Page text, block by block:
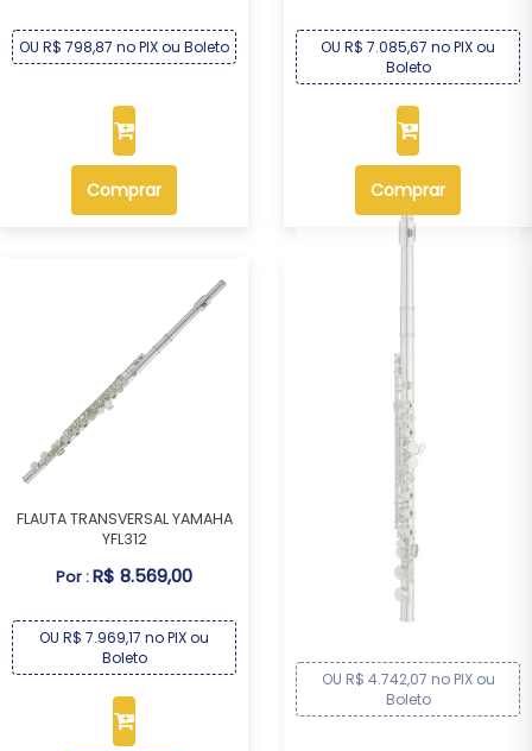
OU R$ 798,87 no PIX ou Boleto
Comprar
OU R$ 7.085,67 no PIX ou
Boleto
Comprar
FLAUTA TRANSVERSAL YAMAHA
YFL312
Por :R$ 8.569,00
OU R$ 7.969,17 no PIX ou
Boleto
FLAUTA YAMAHA TRANSVERSAL
YFL222
R$ 5.099,00
OU R$ 4.742,07 no PIX ou
Boleto